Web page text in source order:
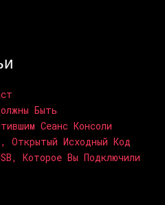
Быть
Сеанс Консоли
Открытый Исходный Код
Которое Вы Подключили